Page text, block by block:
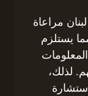
مراعاة
مما يستلزم
المعلومات
لذلك،